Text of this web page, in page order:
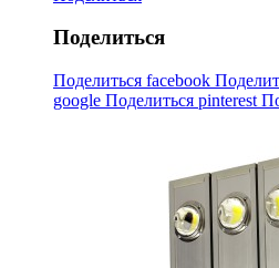
Поделиться
Поделиться facebook
google Поделиться pinterest